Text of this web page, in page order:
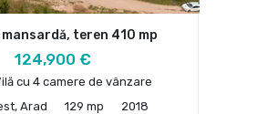
mansardă, teren 410 mp
124,900 €
cu 4 camere de vânzare
Arad
129 mp 2018